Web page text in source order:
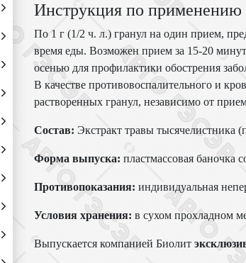
Инструкция по
По 1 г (1/2 ч. л.) гранул на один прием,
время еды. Возможен прием за 15-20
осенью для профилактики обострения
В качестве противовоспалительного и
растворенных гранул, независимо от
Состав: Экстракт травы тысячелистника
Форма выпуска: пластмассовая баночка
Противопоказания: индивидуальная
Условия хранения: в сухом прохладном
Выпускается компанией Биолит